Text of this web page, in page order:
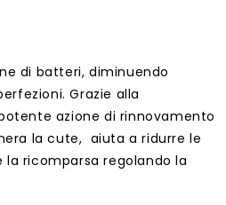
di batteri, diminuendo
Grazie alla
azione di rinnovamento
la cute, aiuta a ridurre le
ricomparsa regolando la